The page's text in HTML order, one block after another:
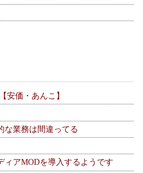
安価・あんこ】
な業務は間違ってる
ィアMODを導入するようです